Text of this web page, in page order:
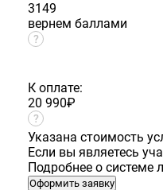
3149
вернем баллами
К оплате:
20 990₽
Указана стоимость
Если вы являетесь
Подробнее о системе
Оформить заявку